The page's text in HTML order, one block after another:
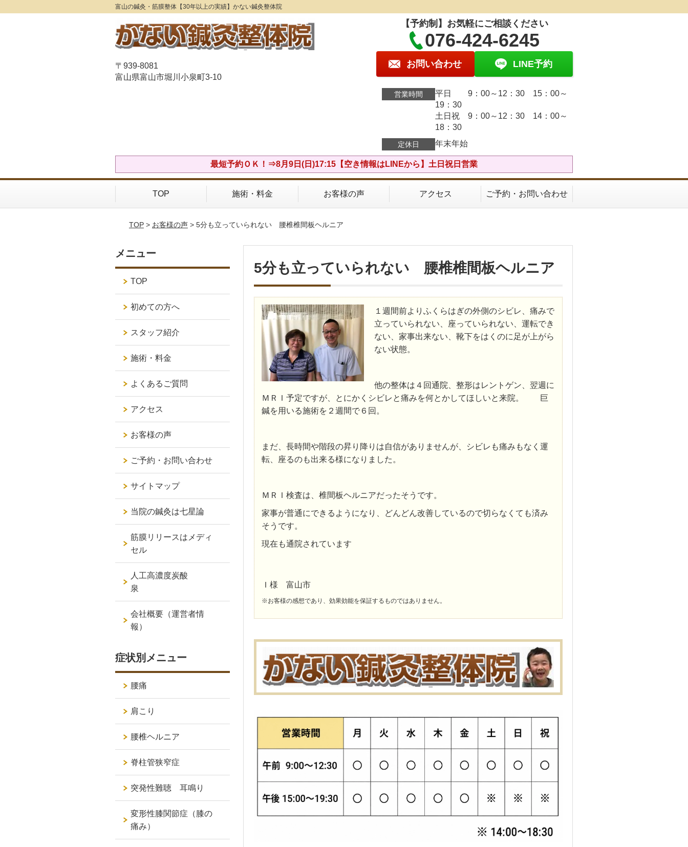
富山の鍼灸・筋膜整体【30年以上の実績】かない鍼灸整体院
〒939-8081
富山県富山市堀川小泉町3-10
【予約制】お気軽にご相談ください
076-424-6245
お問い合わせ LINE予約
営業時間
平日 9：00～12：30 15：00～
19：30
土日祝 9：00～12：30 14：00～
18：30
定休日 年末年始
最短予約ＯＫ！⇒8月9日(日)17:15【空き情報はLINEから】土日祝日営業
TOP 施術・料金 お客様の声 アクセス ご予約・お問い合わせ
TOP> お客様の声> 5分も立っていられない 腰椎椎間板ヘルニア
5分も立っていられない 腰椎椎間板ヘルニア
１週間前よりふくらはぎの外側のシビレ、痛みで
立っていられない、座っていられない、運転でき
ない、家事出来ない、靴下をはくのに足が上がら
ない状態。
他の整体は４回通院、整形はレントゲン、翌週に
ＭＲＩ予定ですが、とにかくシビレと痛みを何とかしてほしいと来院。 巨
鍼を用いる施術を２週間で６回。
まだ、長時間や階段の昇り降りは自信がありませんが、
シビレも痛みもなく運
転、座るのも出来る様になりました。
ＭＲＩ検査は、椎間板ヘルニアだったそうです。
家事が普通にできるようになり、どんどん改善しているので切らなくても済み
そうです。
現在も通院されています
Ｉ様 富山市
※お客様の感想であり、効果効能を保証するものではありません。
メニュー
TOP
初めての方へ
スタッフ紹介
施術・料金
よくあるご質問
アクセス
お客様の声
ご予約・お問い合わせ
サイトマップ
当院の鍼灸は七星論
筋膜リリースはメディ
セル
人工高濃度炭酸
泉
会社概要（運営者情
報）
症状別メニュー
腰痛
肩こり
腰椎ヘルニア
脊柱管狭窄症
突発性難聴 耳鳴り
変形性膝関節症（膝の
痛み）